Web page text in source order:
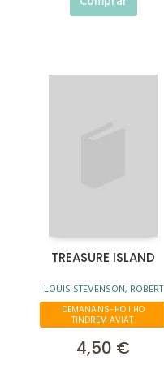
TREASURE ISLAND
LOUIS STEVENSON, ROBERT
DEMANA'NS-HO I HO
TINDREM AVIAT.
4,50 €